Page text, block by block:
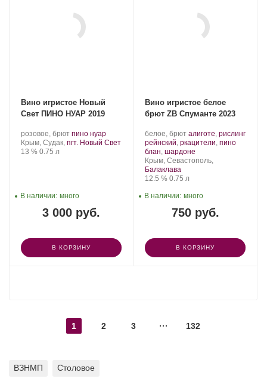
Вино игристое Новый
Свет ПИНО НУАР 2019
Производитель:
Новый
Свет.
розовое, брют .
Сорт
пино нуар.
Регион:
Крым, Судак, пгт. Новый Свет
Крепость
13 %. Объем
0.75 л
3 000 руб.
В наличии: много
В КОРЗИНУ
Вино игристое белое
брют ZB Спуманте 2023
Производитель:
Золотая
Балка.
белое, брют .
Сорт
винограда:
алиготе, рислинг
рейнский, ркацители, пино
блан, шардоне
Регион:
Крым, Севастополь,
Балаклава
Крепость
12.5 %. Объем
0.75 л
750 руб.
В наличии: много
В КОРЗИНУ
1 2 3 132
ВЗНМП Столовое